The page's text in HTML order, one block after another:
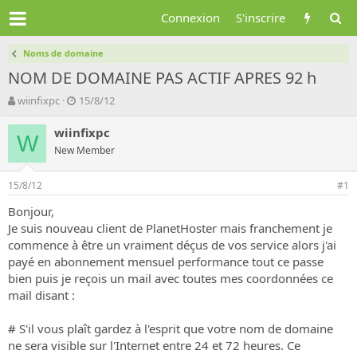
Connexion S'inscrire
Noms de domaine
NOM DE DOMAINE PAS ACTIF APRES 92 h
A
t
e
r
d
l
a
d
i
s
c
u
s
i
wiinfixpc
D
t
d
e
u
t
15/8/12
W wiinfixpc
New Member
15/8/12 #1
Bonjour,
Je suis nouveau client de PlanetHoster mais franchement je
commence à être un vraiment déçus de vos service alors j'ai
payé en abonnement mensuel performance tout ce passe
bien puis je reçois un mail avec toutes mes coordonnées ce
mail disant :
# S'il vous plaît gardez à l'esprit que votre nom de domaine
ne sera visible sur l'Internet entre 24 et 72 heures. Ce